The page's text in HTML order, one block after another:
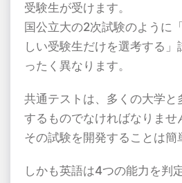
受験生が受けます。
国公立大の2次試験のように
しい受験生だけを選考する」
ったく異なります。
共通テストは、多くの大学と
するものでなければなりませ
その試験を開発することは簡
しかも英語は4つの能力を判